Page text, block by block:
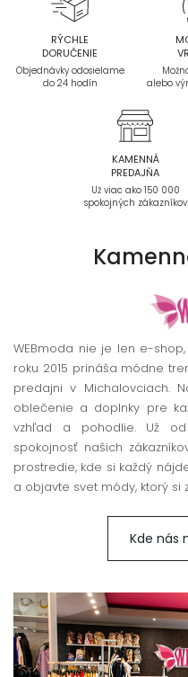
RÝCHLE
DORUČENIE
Objednávky odosielame
do 24 hodín
alebo
KAMENNÁ
PREDAJŇA
Už viac ako 150 000
spokojných zákazníkov
WEBmoda nie je len e-
roku 2015 prináša módne
predajni v Michalovciach.
oblečenie a doplnky pre
vzhľad a pohodlie. Už
spokojnosť našich
prostredie, kde si každý
a objavte svet módy, ktorý si
Kde nás